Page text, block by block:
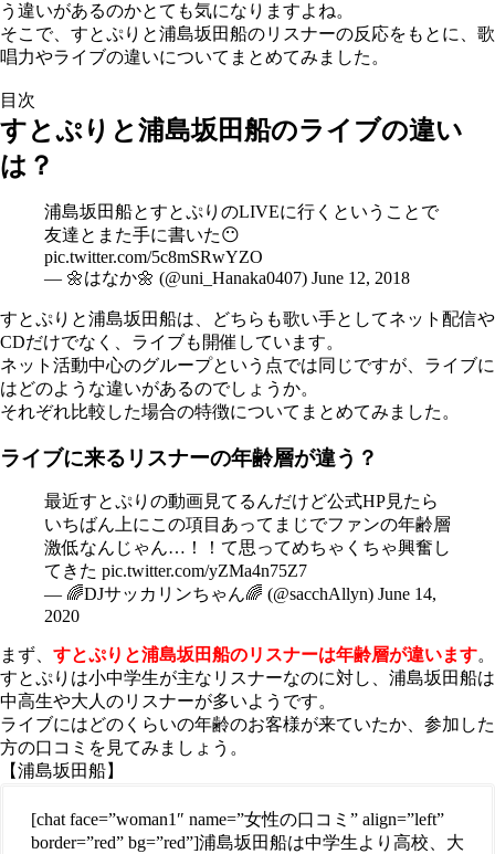
う違いがあるのかとても気になりますよね。
そこで、すとぷりと浦島坂田船のリスナーの反応をもとに、歌
唱力やライブの違いについてまとめてみました。
目次
すとぷりと浦島坂田船のライブの違い
は？
浦島坂田船とすとぷりのLIVEに行くということで
友達とまた手に書いた😶
pic.twitter.com/5c8mSRwYZO
— 🌼はなか🌼 (@uni_Hanaka0407) June 12, 2018
すとぷりと浦島坂田船は、どちらも歌い手としてネット配信や
CDだけでなく、ライブも開催しています。
ネット活動中心のグループという点では同じですが、ライブに
はどのような違いがあるのでしょうか。
それぞれ比較した場合の特徴についてまとめてみました。
ライブに来るリスナーの年齢層が違う？
最近すとぷりの動画見てるんだけど公式HP見たら
いちばん上にこの項目あってまじでファンの年齢層
激低なんじゃん…！！て思ってめちゃくちゃ興奮し
てきた pic.twitter.com/yZMa4n75Z7
— 🌈DJサッカリンちゃん🌈 (@sacchAllyn) June 14,
2020
まず、 すとぷりと浦島坂田船のリスナーは年齢層が違います。
すとぷりは小中学生が主なリスナーなのに対し、浦島坂田船は
中高生や大人のリスナーが多いようです。
ライブにはどのくらいの年齢のお客様が来ていたか、参加した
方の口コミを見てみましょう。
【浦島坂田船】
[chat face=”woman1″ name=”女性の口コミ” align=”left”
border=”red” bg=”red”]浦島坂田船は中学生より高校、大